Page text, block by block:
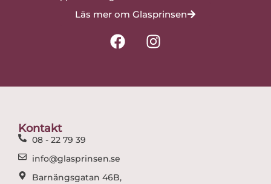
Läs mer om Glasprinsen
F
a
I
n
Kontakt
08 - 22 79 39
info@glasprinsen.se
Barnängsgatan 46B,